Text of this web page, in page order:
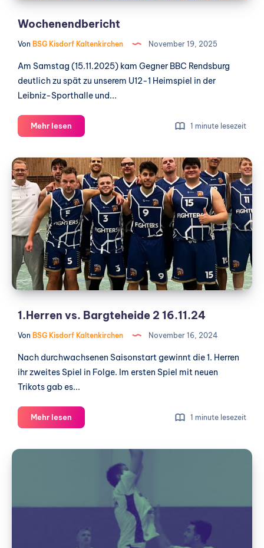
Wochenendbericht
Von BSG Kisdorf Kaltenkirchen November 19, 2025
Am Samstag (15.11.2025) kam Gegner BBC Rendsburg
deutlich zu spät zu unserem U12-1 Heimspiel in der
Leibniz-Sporthalle und...
Mehr lesen 1 minute lesezeit
1.Herren
vs.
Bargteheide
2
16.11.24
1.Herren vs. Bargteheide 2 16.11.24
Von BSG Kisdorf Kaltenkirchen November 16, 2024
Nach durchwachsenen Saisonstart gewinnt die 1. Herren
ihr zweites Spiel in Folge. Im ersten Spiel mit neuen
Trikots gab es...
Mehr lesen
vs.
1 minute lesezeit
17.03.24